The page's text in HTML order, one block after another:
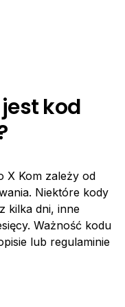
kod
X Kom zależy od
Niektóre kody
kilka dni, inne
Ważność kodu
lub regulaminie